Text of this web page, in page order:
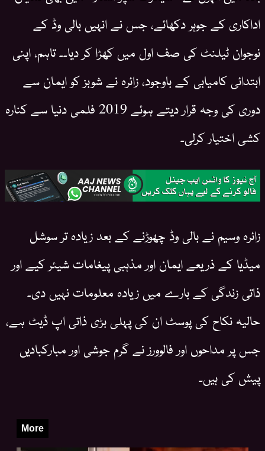
اداکاری کے جوہر دکھائے، جس نے انہیں بالی وڈ کے
نوجوان ٹیلنٹ کی صف اول میں کھڑا کر دیا۔۔ تاہم، اپنی
ابتدائی کامیابی کے باوجود، زائرہ نے شوبز کو ایمان سے
دوری کی وجہ قرار دیتے ہوئے 2019 فلمی دنیا سے کنارہ
کشی اختیار کرلی۔
زائرہ وسیم نے بالی وڈ چھوڑنے کے بعد زیادہ تر سوشل
میڈیا کے ذریعے ایمان اور مذہبی پیغامات شیئر کیے اور
ذاتی زندگی کے بارے میں زیادہ معلومات نہیں دی۔
حالیہ نکاح کی پوسٹ ان کی پہلی بڑی ذاتی اپ ڈیٹ ہے،
جس پر مداحوں اور فالوورز نے گرم جوشی اور مبارکبادیں
پیش کی ہیں۔
More